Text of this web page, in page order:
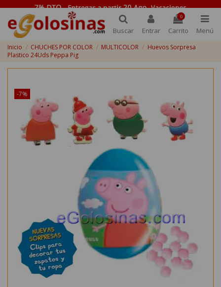
Buscar Entrar
0
Carrito Menú
Inicio CHUCHES POR COLOR MULTICOLOR
Huevos Sorpresa
Plastico 24Uds Peppa Pig
-7%